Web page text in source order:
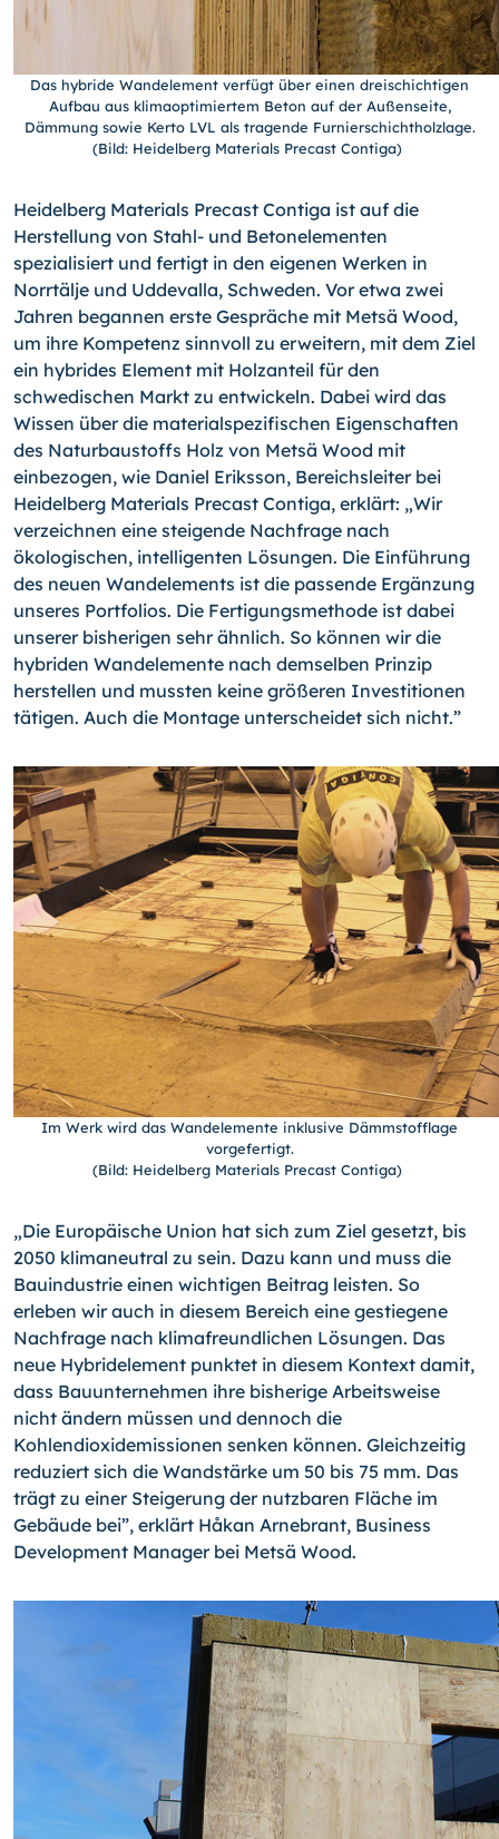
Das hybride Wandelement verfügt über einen dreischichtigen
Aufbau aus klimaoptimiertem Beton auf der Außenseite,
Dämmung sowie Kerto LVL als tragende Furnierschichtholzlage.
(Bild: Heidelberg Materials Precast Contiga)
Heidelberg Materials Precast Contiga ist auf die
Herstellung von Stahl- und Betonelementen
spezialisiert und fertigt in den eigenen Werken in
Norrtälje und Uddevalla, Schweden. Vor etwa zwei
Jahren begannen erste Gespräche mit Metsä Wood,
um ihre Kompetenz sinnvoll zu erweitern, mit dem Ziel
ein hybrides Element mit Holzanteil für den
schwedischen Markt zu entwickeln. Dabei wird das
Wissen über die materialspezifischen Eigenschaften
des Naturbaustoffs Holz von Metsä Wood mit
einbezogen, wie Daniel Eriksson, Bereichsleiter bei
Heidelberg Materials Precast Contiga, erklärt: „Wir
verzeichnen eine steigende Nachfrage nach
ökologischen, intelligenten Lösungen. Die Einführung
des neuen Wandelements ist die passende Ergänzung
unseres Portfolios. Die Fertigungsmethode ist dabei
unserer bisherigen sehr ähnlich. So können wir die
hybriden Wandelemente nach demselben Prinzip
herstellen und mussten keine größeren Investitionen
tätigen. Auch die Montage unterscheidet sich nicht.”
Im Werk wird das Wandelemente inklusive Dämmstofflage
vorgefertigt.
(Bild: Heidelberg Materials Precast Contiga)
„Die Europäische Union hat sich zum Ziel gesetzt, bis
2050 klimaneutral zu sein. Dazu kann und muss die
Bauindustrie einen wichtigen Beitrag leisten. So
erleben wir auch in diesem Bereich eine gestiegene
Nachfrage nach klimafreundlichen Lösungen. Das
neue Hybridelement punktet in diesem Kontext damit,
dass Bauunternehmen ihre bisherige Arbeitsweise
nicht ändern müssen und dennoch die
Kohlendioxidemissionen senken können. Gleichzeitig
reduziert sich die Wandstärke um 50 bis 75 mm. Das
trägt zu einer Steigerung der nutzbaren Fläche im
Gebäude bei”, erklärt Håkan Arnebrant, Business
Development Manager bei Metsä Wood.